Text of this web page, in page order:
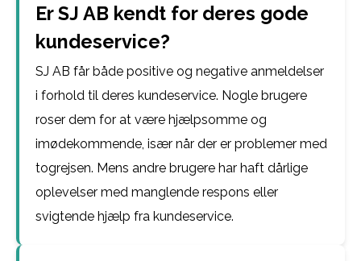
Er SJ AB kendt for deres gode
kundeservice?
SJ AB får både positive og negative anmeldelser
i forhold til deres kundeservice. Nogle brugere
roser dem for at være hjælpsomme og
imødekommende, især når der er problemer med
togrejsen. Mens andre brugere har haft dårlige
oplevelser med manglende respons eller
svigtende hjælp fra kundeservice.